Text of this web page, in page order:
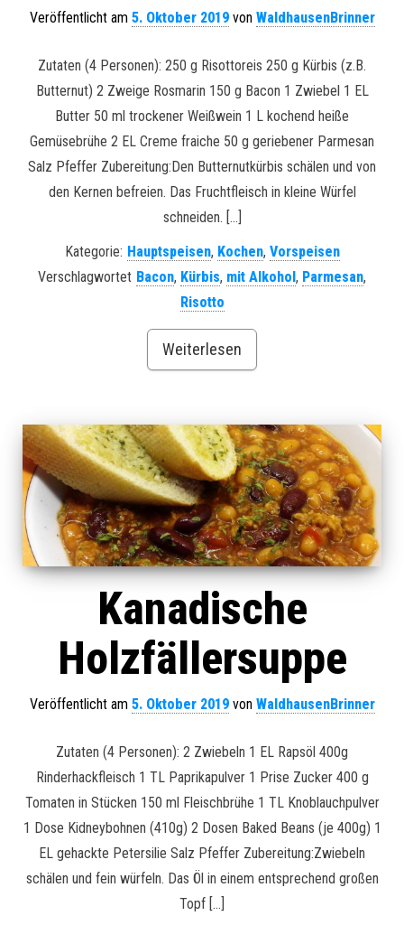
Veröffentlicht am 5. Oktober 2019von WaldhausenBrinner
Zutaten (4 Personen): 250 g Risottoreis 250 g Kürbis (z.B.
Butternut) 2 Zweige Rosmarin 150 g Bacon 1 Zwiebel 1 EL
Butter 50 ml trockener Weißwein 1 L kochend heiße
Gemüsebrühe 2 EL Creme fraiche 50 g geriebener Parmesan
Salz Pfeffer Zubereitung:Den Butternutkürbis schälen und von
den Kernen befreien. Das Fruchtfleisch in kleine Würfel
schneiden. […]
Kategorie: Hauptspeisen, Kochen, Vorspeisen
Verschlagwortet Bacon, Kürbis, mit Alkohol , Parmesan,
Risotto
Weiterlesen
Kanadische
Holzfällersuppe
Veröffentlicht am 5. Oktober 2019von WaldhausenBrinner
Zutaten (4 Personen): 2 Zwiebeln 1 EL Rapsöl 400g
Rinderhackfleisch 1 TL Paprikapulver 1 Prise Zucker 400 g
Tomaten in Stücken 150 ml Fleischbrühe 1 TL Knoblauchpulver
1 Dose Kidneybohnen (410g) 2 Dosen Baked Beans (je 400g) 1
EL gehackte Petersilie Salz Pfeffer Zubereitung:Zwiebeln
schälen und fein würfeln. Das Öl in einem entsprechend großen
Topf […]